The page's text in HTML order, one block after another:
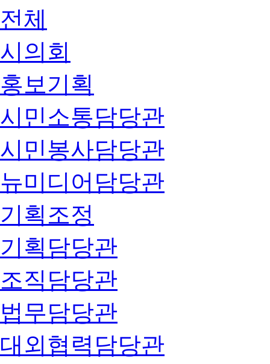
전체
시의회
홍보기획
시민소통담당관
시민봉사담당관
뉴미디어담당관
기획조정
기획담당관
조직담당관
법무담당관
대외협력담당관